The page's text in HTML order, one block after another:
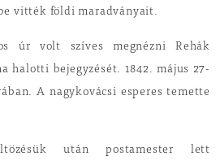
vitték földi maradványait.
úr volt szíves megnézni Rehák
halotti bejegyzését. 1842. május 27-
A nagykovácsi esperes temette
után postamester lett